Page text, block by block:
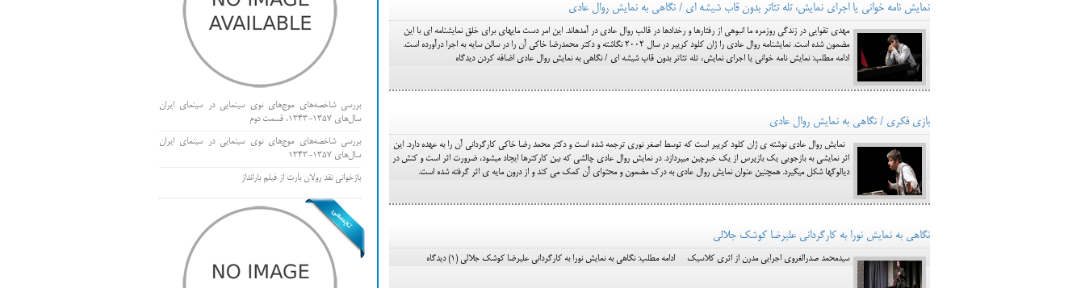
نمایش نامه خوانی یا اجرای نمایش، تله تئاتر بدون قاب شیشه ای / نگاهی به نمایش روال عادی
مهدی تقوایی در زندگی روزمره ما انبوهی از رفتارها و رخدادها در قالب روال عادی در آمده‎اند. این امر دست مایه‎ای برای خلق نمایشنامه ای با این
مضمون شده است. نمايشنامه روال عادی را ژان کلود کری‎یر در سال 2002 نگاشته و دکتر محمدرضا خاکی آن را در سالن سایه به اجرا درآورده است.
ادامه مطلب: نمایش نامه خوانی یا اجرای نمایش، تله تئاتر بدون قاب شیشه ای / نگاهی به نمایش روال عادی اضافه کردن دیدگاه
بازی فکری / نگاهی به نمایش روال عادی
نمایش روال عادی نوشته ی ژان کلود کری‎یر است که توسط اصغر نوری ترجمه شده است و دکتر محمد رضا خاکی کارگردانی آن را به عهده دارد. این
اثر نمایشی به بازجویی یک بازپرس از یک خبرچین می‎پردازد. در نمایش روال عادی چالشی که بین کارکترها ایجاد می‎شود، ضرورت اثر است و کنش در
دیالوگ‎ها شکل می‎گیرد. هم‎چنین عنوان نمایش روال عادی به درک مضمون و محتوای آن کمک می کند و از درون مایه ی اثر گرفته شده است.
نگاهی به نمایش نورا به کارگردانی علیرضا کوشک جلالی
سیدمحمد صدرالغروی اجرایی مدرن از اثری کلاسیک ادامه مطلب: نگاهی به نمایش نورا به کارگردانی علیرضا کوشک جلالی (1) دیدگاه
بررسی شاخصه‌های موج‌های نوی سینمایی در سینمای ایران
سال‌های 1357-1343، قسمت دوم
بررسی شاخصه‌های موج‌های نوی سینمایی در سینمای ایران
سال‌های 1357-1343
بازخوانی نقد رولان بارت از فیلم بارانداز